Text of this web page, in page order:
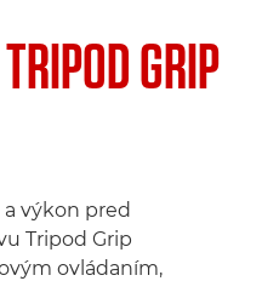
GRIP
výkon pred
Tripod Grip
ovládaním,